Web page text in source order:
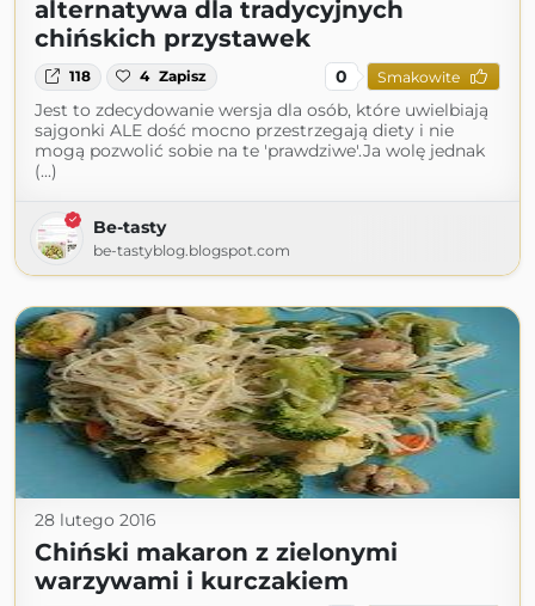
alternatywa dla tradycyjnych
chińskich przystawek
118 4 Zapisz 0 Smakowite
Jest to zdecydowanie wersja dla osób, które uwielbiają
sajgonki ALE dość mocno przestrzegają diety i nie
mogą pozwolić sobie na te 'prawdziwe'.Ja wolę jednak
(...)
Be-tasty
be-tastyblog.blogspot.com
28 lutego 2016
Chiński makaron z zielonymi
warzywami i kurczakiem